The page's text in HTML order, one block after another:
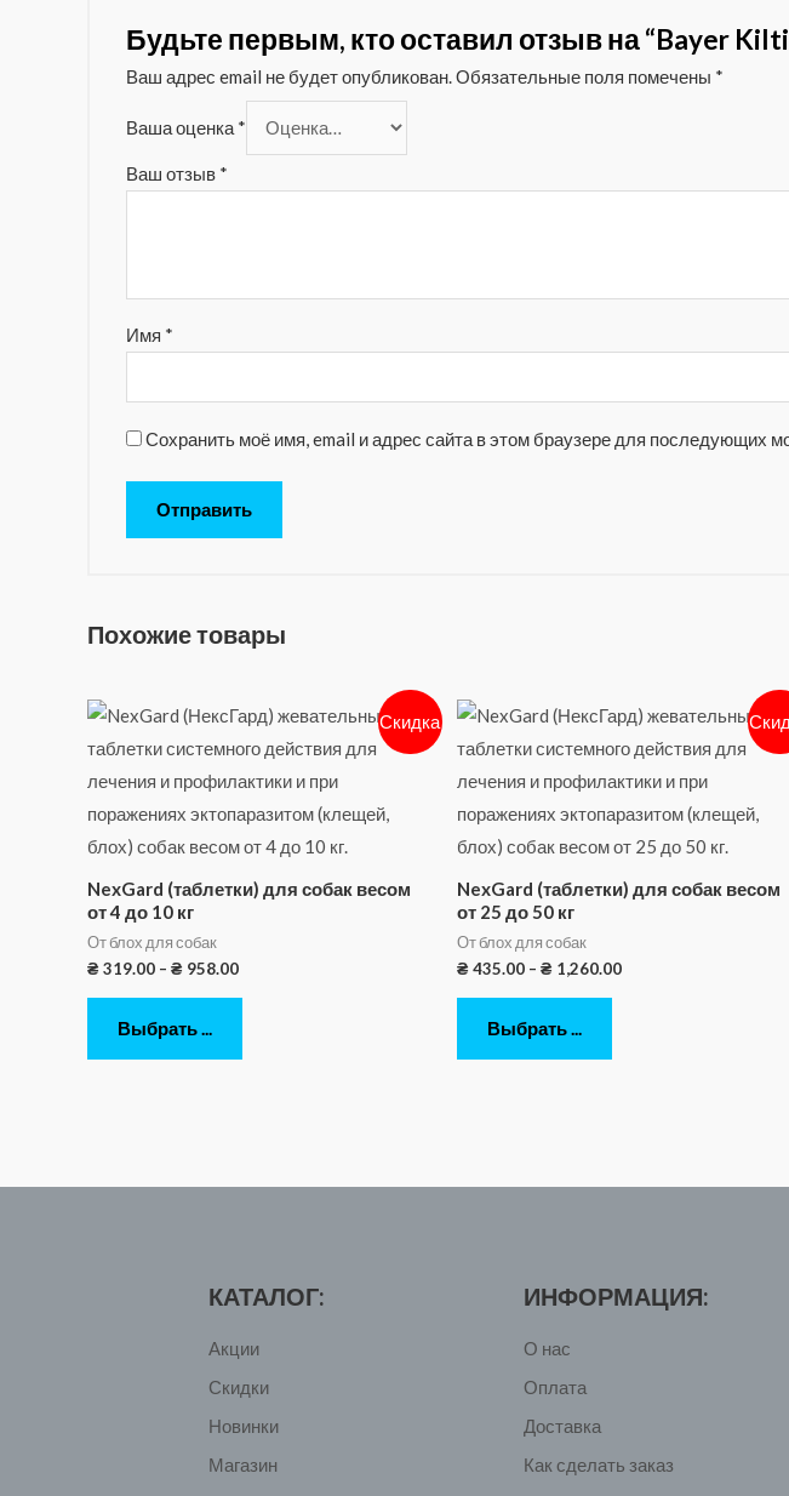
Будьте первым, кто оставил отзыв на “Bayer
Ваш адрес email не будет опубликован.Обязательные поля помечены *
Ваша оценка *
Ваш отзыв *
Имя *
Сохранить моё имя, email и адрес сайта в этом браузере для последующих
Похожие товары
Скидка
NexGard (таблетки) для собак весом
от 4 до 10 кг
От блох для собак
₴ 319.00 – ₴ 958.00
Выбрать ...
NexGard (таблетки) для собак весом
от 25 до 50 кг
От блох для собак
₴ 435.00 – ₴ 1,260.00
Выбрать ...
КАТАЛОГ:
Акции
Скидки
Новинки
Магазин
ИНФОРМАЦИЯ:
О нас
Оплата
Доставка
Как сделать заказ